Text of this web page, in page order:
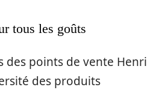
tous les goûts
des points de vente Henri
des produits